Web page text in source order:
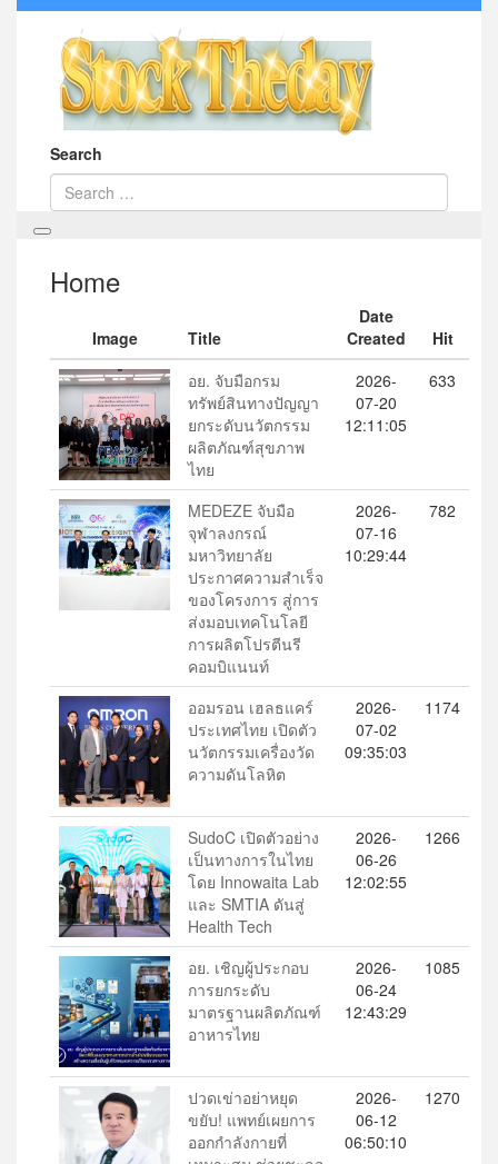
Search
Home
Image Title
Date
Created
Hit
อย. จับมือกรม
ทรัพย์สินทางปัญญา
ยกระดับนวัตกรรม
ผลิตภัณฑ์สุขภาพ
ไทย
2026-
07-20
12:11:05
633
MEDEZE จับมือ
จุฬาลงกรณ์
มหาวิทยาลัย
ประกาศความสำเร็จ
ของโครงการ สู่การ
ส่งมอบเทคโนโลยี
การผลิตโปรตีนรี
คอมบิแนนท์
2026-
07-16
10:29:44
782
ออมรอน เฮลธแคร์
ประเทศไทย เปิดตัว
นวัตกรรมเครื่องวัด
ความดันโลหิต
2026-
07-02
09:35:03
1174
SudoC เปิดตัวอย่าง
เป็นทางการในไทย
โดย Innowaita Lab
และ SMTIA ดันสู่
Health Tech
2026-
06-26
12:02:55
1266
อย. เชิญผู้ประกอบ
การยกระดับ
มาตรฐานผลิตภัณฑ์
อาหารไทย
2026-
06-24
12:43:29
1085
ปวดเข่าอย่าหยุด
ขยับ! แพทย์เผยการ
ออกกำลังกายที่
2026-
06-12
06:50:10
1270